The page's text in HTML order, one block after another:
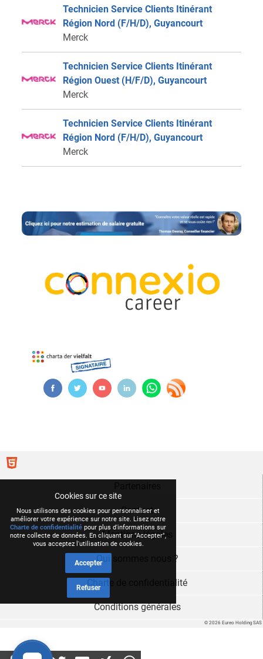
Technicien Service Clients Itinérant
Région Nord (F/H/D), Guyancourt
Merck
Technicien Service Clients Itinérant
Région Ouest (H/F/D), Guyancourt
Merck
Technicien Service Clients Itinérant
Région Nord (F/H/D), Guyancourt
Merck
Cookies sur ce site
Nous utilisons des cookies pour personnaliser et
améliorer votre expérience sur notre site. Lisez notre
Charte de confidentialité pour plus d'informations sur
notre collecte de données. En cliquant sur "Accepter",
vous acceptez l'utilisation de cookies.
Accepter
Refuser
© 2026 Eureo Holding SAS
Contact
Mentions légales
Qui sommes nous ?
Charte de confidentialité
Conditions générales